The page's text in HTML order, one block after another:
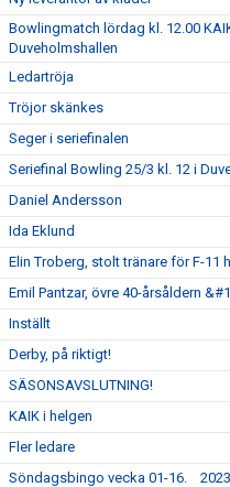
Bowlingmatch lördag kl. 12.00
Duveholmshallen
Ledartröja
Tröjor skänkes
Seger i seriefinalen
Seriefinal Bowling 25/3 kl. 12 i
Daniel Andersson
Ida Eklund
Elin Troberg, stolt tränare för F-11
Emil Pantzar, övre 40-årsåldern
Inställt
Derby, på riktigt!
SÄSONSAVSLUTNING!
KAIK i helgen
Fler ledare
Söndagsbingo vecka 01-16.